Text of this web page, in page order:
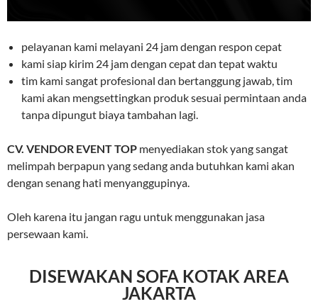
pelayanan kami melayani 24 jam dengan respon cepat
kami siap kirim 24 jam dengan cepat dan tepat waktu
tim kami sangat profesional dan bertanggung jawab, tim
kami akan mengsettingkan produk sesuai permintaan anda
tanpa dipungut biaya tambahan lagi.
CV. VENDOR EVENT TOP menyediakan stok yang sangat
melimpah berpapun yang sedang anda butuhkan kami akan
dengan senang hati menyanggupinya.
Oleh karena itu jangan ragu untuk menggunakan jasa
persewaan kami.
DISEWAKAN SOFA KOTAK AREA
JAKARTA